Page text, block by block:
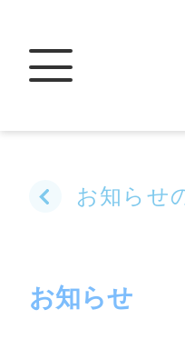
お知らせ
お知らせ